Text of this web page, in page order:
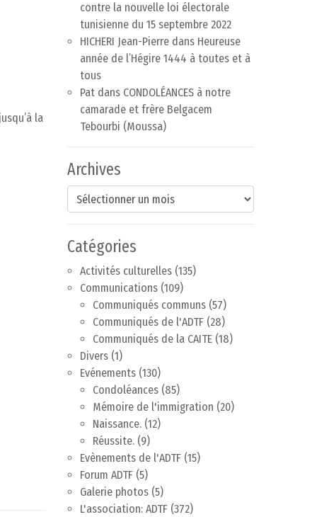
la
contre la nouvelle loi électorale
tunisienne du 15 septembre 2022
HICHERI Jean-Pierre dans Heureuse
année de l’Hégire 1444 à toutes et à
tous
Pat dans CONDOLÉANCES à notre
camarade et frère Belgacem
Tebourbi (Moussa)
Archives
Archives
Catégories
Activités culturelles (135)
Communications (109)
Communiqués communs (57)
Communiqués de l'ADTF (28)
Communiqués de la CAITE (18)
Divers (1)
Evénements (130)
Condoléances (85)
Mémoire de l'immigration (20)
Naissance. (12)
Réussite. (9)
Evènements de l'ADTF (15)
Forum ADTF (5)
Galerie photos (5)
L'association: ADTF (372)